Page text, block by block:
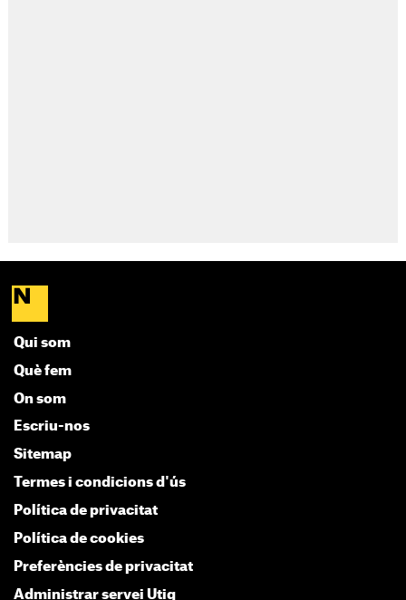
Qui som
Què fem
On som
Escriu-nos
Sitemap
Termes i condicions d'ús
Política de privacitat
Política de cookies
Preferències de privacitat
Administrar servei Utiq